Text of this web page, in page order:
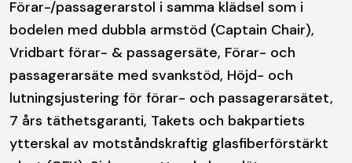
Förar-/passagerarstol i samma klädsel som i
bodelen med dubbla armstöd (Captain Chair),
Vridbart förar- & passagersäte, Förar- och
passagerarsäte med svankstöd, Höjd- och
lutningsjustering för förar- och passagerarsätet,
7 års täthetsgaranti, Takets och bakpartiets
ytterskal av motståndskraftig glasfiberförstärkt